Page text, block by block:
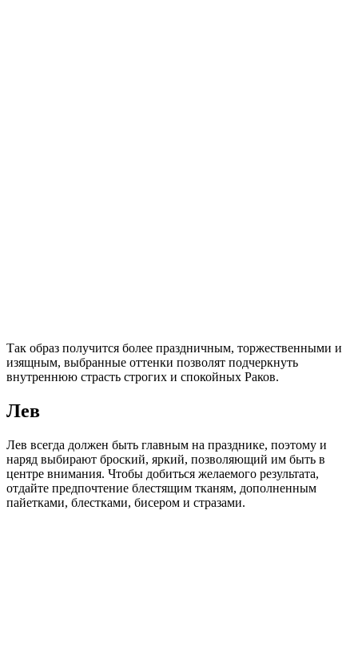
Так образ получится более праздничным, торжественными и
изящным, выбранные оттенки позволят подчеркнуть
внутреннюю страсть строгих и спокойных Раков.
Лев
Лев всегда должен быть главным на празднике, поэтому и
наряд выбирают броский, яркий, позволяющий им быть в
центре внимания. Чтобы добиться желаемого результата,
отдайте предпочтение блестящим тканям, дополненным
пайетками, блестками, бисером и стразами.